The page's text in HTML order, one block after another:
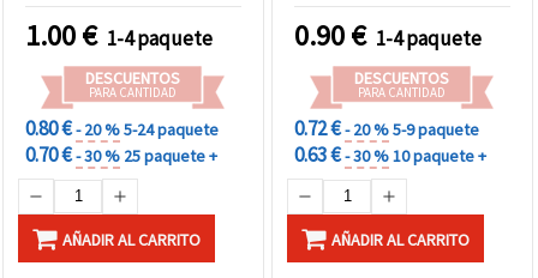
1.00€ 1-4 paquete
DESCUENTOS
PARA CANTIDAD
0.80 €- 20 %5-24 paquete
0.70 €- 30 % 25 paquete +
AÑADIR AL CARRITO
0.90€ 1-4 paquete
DESCUENTOS
PARA CANTIDAD
0.72 €- 20 %5-9 paquete
0.63 €- 30 %10 paquete +
AÑADIR AL CARRITO